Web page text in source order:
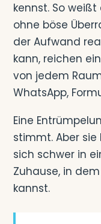
kennst. So
ohne böse
der Aufwand
kann, reichen
von jedem
WhatsApp,
Eine
stimmt. Aber
sich schwer in
Zuhause, in
kannst.